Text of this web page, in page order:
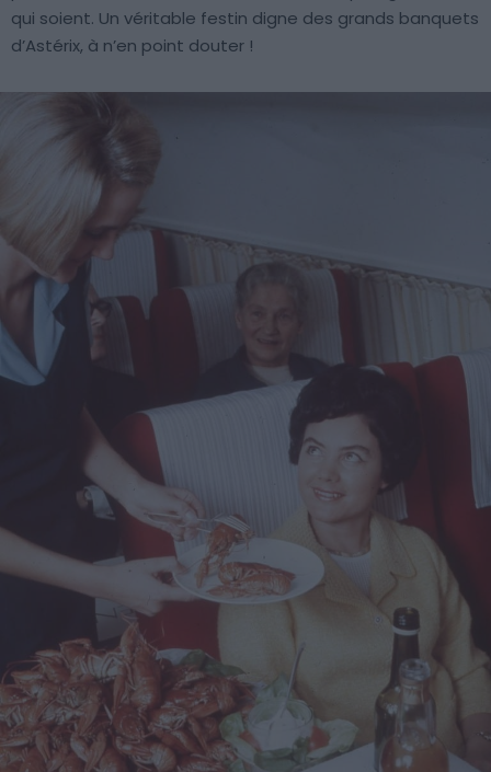
qui soient. Un véritable festin digne des grands banquets
d’Astérix, à n’en point douter !